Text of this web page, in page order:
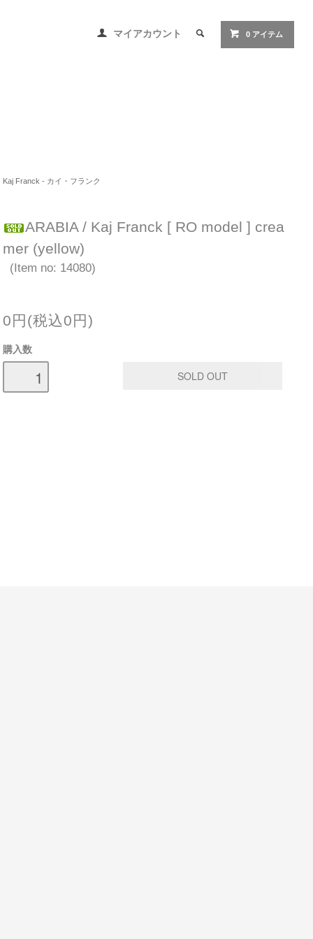
マイアカウント 0 アイテム
Kaj Franck - カイ・フランク
ARABIA / Kaj Franck [ RO model ] crea
mer (yellow)
(Item no: 14080)
0円(税込0円)
購入数